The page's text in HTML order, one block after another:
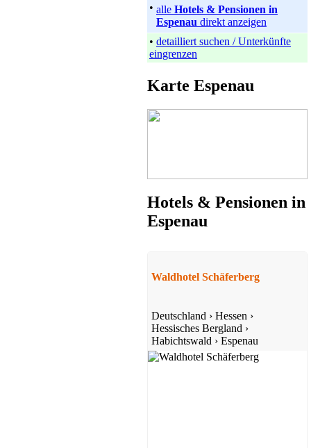
Pension
Oberweser
Hotel
• alle Hotels & Pensionen in
Espenau direkt anzeigen
• detailliert suchen / Unterkünfte
eingrenzen
Karte Espenau
Hotels & Pensionen in
Espenau
Waldhotel Schäferberg
Deutschland › Hessen ›
Hessisches Bergland ›
Habichtswald › Espenau